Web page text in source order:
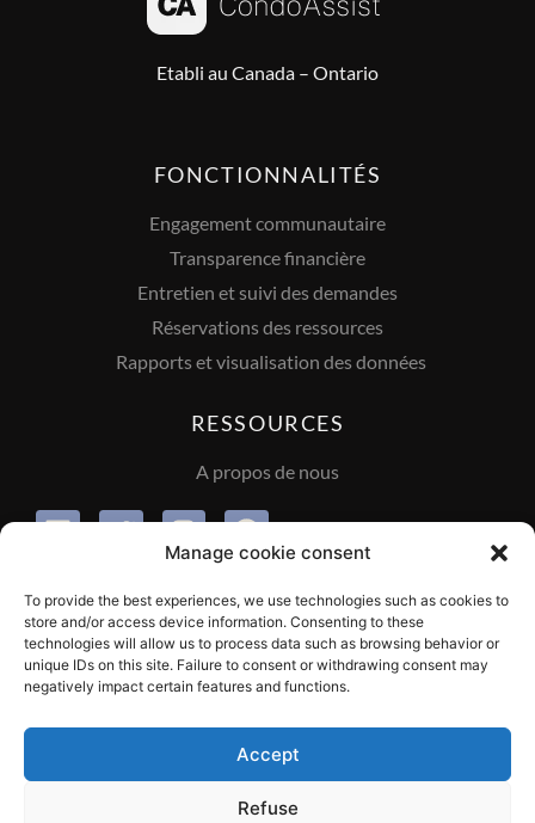
Manage cookie consent
To provide the best experiences, we use technologies such as cookies to
store and/or access device information. Consenting to these
technologies will allow us to process data such as browsing behavior or
unique IDs on this site. Failure to consent or withdrawing consent may
negatively impact certain features and functions.
Accept
Refuse
Etabli au Canada – Ontario
FONCTIONNALITÉS
Engagement communautaire
Transparence financière
Entretien et suivi des demandes
Réservations des ressources
Rapports et visualisation des données
RESSOURCES
A propos de nous
INFORMATIONS
Gestion des cookies
Politique de confidentialité